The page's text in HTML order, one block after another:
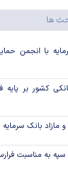
ها
با انجمن
کشور بر پایه
مازاد بانک
به مناسبت